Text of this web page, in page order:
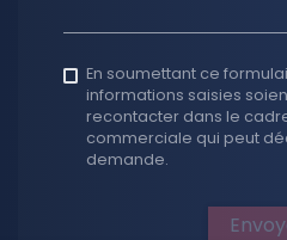
En soumettant ce
informations saisies
recontacter dans le
commerciale qui peut
demande.